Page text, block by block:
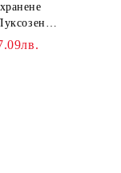
мотив